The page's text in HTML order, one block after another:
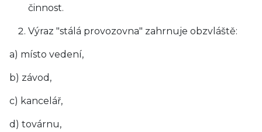
činnost.
Výraz "stálá provozovna" zahrnuje obzvláště:
a) místo vedení,
b) závod,
c) kancelář,
d) továrnu,